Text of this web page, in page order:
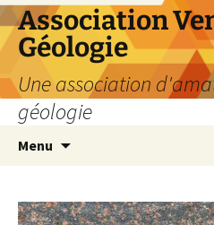
Aller
au
contenu
Association
Géologie
Une association
géologie
Menu